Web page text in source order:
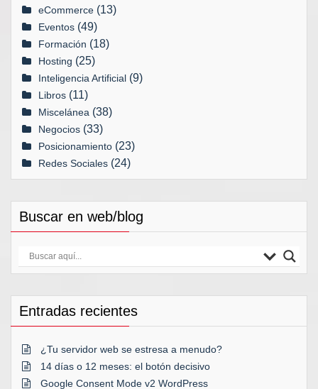
eCommerce (13)
Eventos (49)
Formación (18)
Hosting (25)
Inteligencia Artificial (9)
Libros (11)
Miscelánea (38)
Negocios (33)
Posicionamiento (23)
Redes Sociales (24)
Buscar en web/blog
Entradas recientes
¿Tu servidor web se estresa a menudo?
14 días o 12 meses: el botón decisivo
Google Consent Mode v2 WordPress